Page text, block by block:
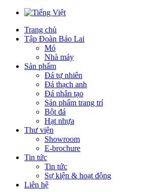
Trang chủ
Tập Đoàn Bảo Lai
Mỏ
Nhà máy
Sản phẩm
Đá tự nhiên
Đá thạch anh
Đá nhân tạo
Sản phẩm trang trí
Bột đá
Hạt nhựa
Thư viện
Showroom
E-brochure
Tin tức
Tin tức
Sự kiện & hoạt động
Liên hệ